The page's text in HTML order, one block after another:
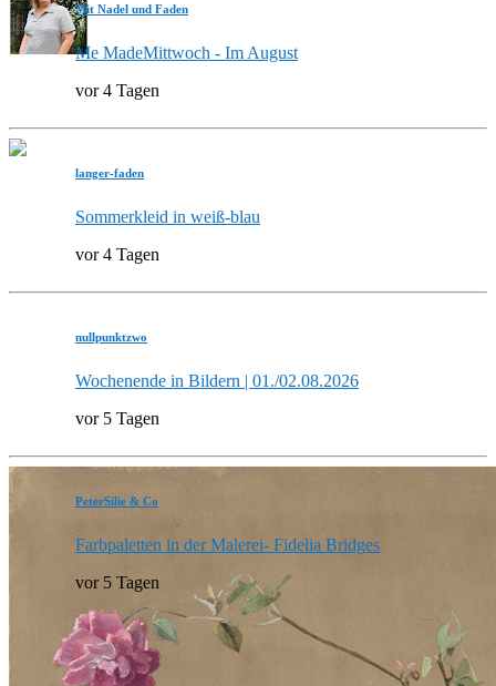
Mit Nadel und Faden
Me MadeMittwoch - Im August
vor 4 Tagen
langer-faden
Sommerkleid in weiß-blau
vor 4 Tagen
nullpunktzwo
Wochenende in Bildern | 01./02.08.2026
vor 5 Tagen
PeterSilie & Co
Farbpaletten in der Malerei- Fidelia Bridges
vor 5 Tagen